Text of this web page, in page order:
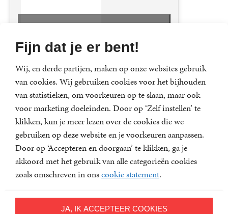
Fijn dat je er bent!
Wij, en derde partijen, maken op onze websites gebruik
van cookies. Wij gebruiken cookies voor het bijhouden
van statistieken, om voorkeuren op te slaan, maar ook
voor marketing doeleinden. Door op ‘Zelf instellen’ te
klikken, kun je meer lezen over de cookies die we
gebruiken op deze website en je voorkeuren aanpassen.
Door op ‘Accepteren en doorgaan’ te klikken, ga je
akkoord met het gebruik van alle categorieën cookies
zoals omschreven in onscookie statement.
JA, IK ACCEPTEER COOKIES
Klik om marketing cookies te accepteren en
Mensenrechtenactivist Dittrich vindt het belangrijk om in
zijn boeken iemand van de LHBT-gemeenschap een
hoofdrol te geven. In de korte thriller Barst probeert de
lesbische rechercheur Maya Oliphant met haar Turks-
Nederlandse collega Bulut Kaya een moord op te lossen
die gepleegd is in het Vondelpark. Ondertussen is er een
talentenshow op RTL die er iets mee te maken lijkt te
Oud-advocaat, -rechter en -D66-politicus Dittrich schreef